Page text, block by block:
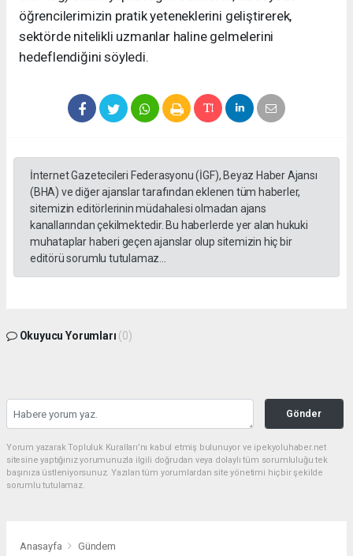
öğrencilerimizin pratik yeteneklerini geliştirerek,
sektörde nitelikli uzmanlar haline gelmelerini
hedeflendiğini söyledi.
İnternet Gazetecileri Federasyonu (İGF), Beyaz Haber Ajansı
(BHA) ve diğer ajanslar tarafından eklenen tüm haberler,
sitemizin editörlerinin müdahalesi olmadan ajans
kanallarından çekilmektedir. Bu haberlerde yer alan hukuki
muhataplar haberi geçen ajanslar olup sitemizin hiç bir
editörü sorumlu tutulamaz...
Okuyucu Yorumları (0)
Gönder
Yorum yazarak Topluluk Kuralları’nı kabul etmiş bulunuyor ve ipekyoluhaber.net
sitesine yaptığınız yorumunuzla ilgili doğrudan veya dolaylı tüm sorumluluğu tek
başınıza üstleniyorsunuz. Yazılan tüm yorumlardan site yönetimi hiçbir şekilde
sorumlu tutulamaz.
Anasayfa Gündem